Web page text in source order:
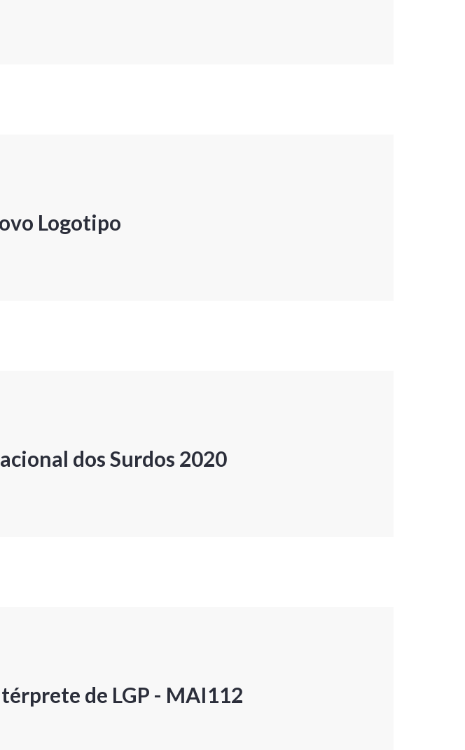
Logotipo
dos Surdos 2020
de LGP - MAI112